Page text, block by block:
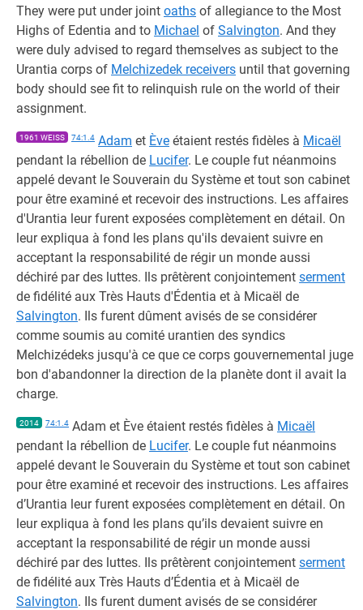
They were put under joint oaths of allegiance to the Most
Highs of Edentia and to Michael of Salvington. And they
were duly advised to regard themselves as subject to the
Urantia corps of Melchizedek receivers until that governing
body should see fit to relinquish rule on the world of their
assignment.
1961 WEISS 74:1.4 Adam et Ève étaient restés fidèles à Micaël
pendant la rébellion de Lucifer. Le couple fut néanmoins
appelé devant le Souverain du Système et tout son cabinet
pour être examiné et recevoir des instructions. Les affaires
d'Urantia leur furent exposées complètement en détail. On
leur expliqua à fond les plans qu'ils devaient suivre en
acceptant la responsabilité de régir un monde aussi
déchiré par des luttes. Ils prêtèrent conjointement serment
de fidélité aux Très Hauts d'Édentia et à Micaël de
Salvington. Ils furent dûment avisés de se considérer
comme soumis au comité urantien des syndics
Melchizédeks jusqu'à ce que ce corps gouvernemental juge
bon d'abandonner la direction de la planète dont il avait la
charge.
2014 74:1.4 Adam et Ève étaient restés fidèles à Micaël
pendant la rébellion de Lucifer. Le couple fut néanmoins
appelé devant le Souverain du Système et tout son cabinet
pour être examiné et recevoir des instructions. Les affaires
d’Urantia leur furent exposées complètement en détail. On
leur expliqua à fond les plans qu’ils devaient suivre en
acceptant la responsabilité de régir un monde aussi
déchiré par des luttes. Ils prêtèrent conjointement serment
de fidélité aux Très Hauts d’Édentia et à Micaël de
Salvington. Ils furent dument avisés de se considérer